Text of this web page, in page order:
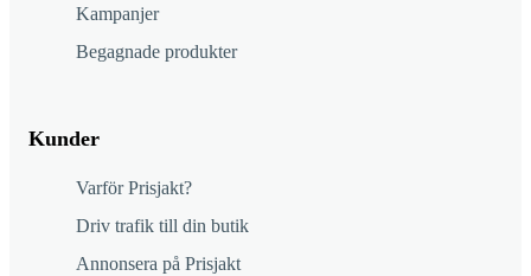
Kampanjer
Begagnade produkter
Kunder
Varför Prisjakt?
Driv trafik till din butik
Annonsera på Prisjakt